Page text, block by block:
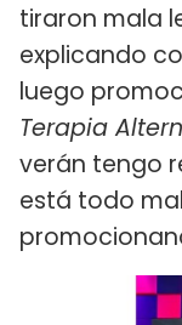
tiraron mala
explicando
luego
Terapia
verán tengo
está todo